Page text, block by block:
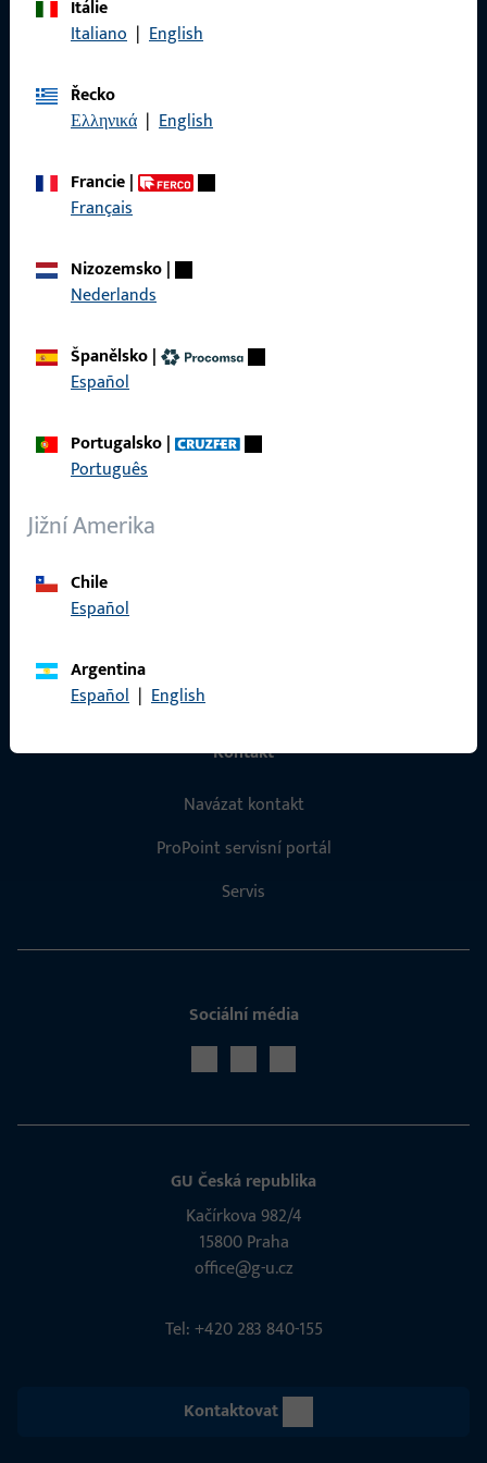
Itálie
Italiano | English
Řecko
Ελληνικά | English
Francie|
Français
Nizozemsko|
Nederlands
Španělsko|
Español
Portugalsko|
Português
Jižní Amerika
Chile
Español
Argentina
Español | English
Právní informace
Produkty
Kontakt
Navázat kontakt
ProPoint servisní portál
Servis
Sociální média
GU Česká republika
Kačírkova 982/4
15800 Praha
office@g-u.cz
Tel: +420 283 840-155
Kontaktovat